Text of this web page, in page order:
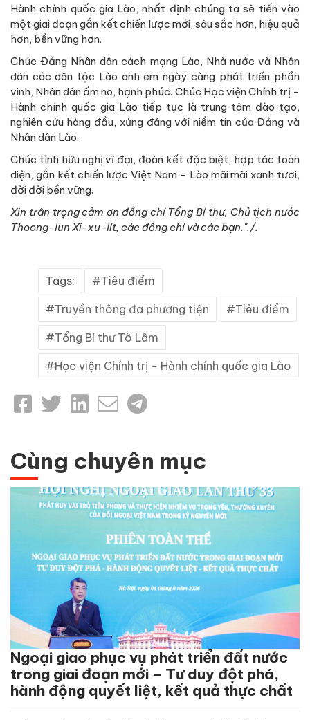
Hành chính quốc gia Lào, nhất định chúng ta sẽ tiến vào
một giai đoạn gắn kết chiến lược mới, sâu sắc hơn, hiệu quả
hơn, bền vững hơn.
Chúc Đảng Nhân dân cách mạng Lào, Nhà nước và Nhân
dân các dân tộc Lào anh em ngày càng phát triển phồn
vinh, Nhân dân ấm no, hạnh phúc. Chúc Học viện Chính trị -
Hành chính quốc gia Lào tiếp tục là trung tâm đào tạo,
nghiên cứu hàng đầu, xứng đáng với niềm tin của Đảng và
Nhân dân Lào.
Chúc tình hữu nghị vĩ đại, đoàn kết đặc biệt, hợp tác toàn
diện, gắn kết chiến lược Việt Nam - Lào mãi mãi xanh tươi,
đời đời bền vững.
Xin trân trọng cảm ơn đồng chí Tổng Bí thư, Chủ tịch nước
Thoong-lun Xi-xu-lít, các đồng chí và các bạn."./.
Tags: Tiêu điểm
Truyền thông đa phương tiện Tiêu điểm
Tổng Bí thư Tô Lâm
Học viện Chính trị - Hành chính quốc gia Lào
Cùng chuyên mục
Ngoại giao phục vụ phát triển đất nước
trong giai đoạn mới – Tư duy đột phá,
hành động quyết liệt, kết quả thực chất